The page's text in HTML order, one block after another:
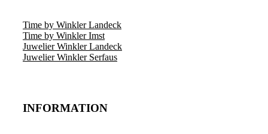
Time by Winkler Landeck
Time by Winkler Imst
Juwelier Winkler Landeck
Juwelier Winkler Serfaus
INFORMATION